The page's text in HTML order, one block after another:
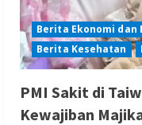
Berita Ekonomi dan
Berita Kesehatan
PMI Sakit di
Kewajiban